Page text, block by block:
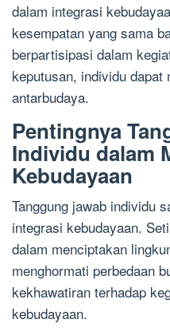
dalam integrasi
kesempatan yang sama
berpartisipasi dalam
keputusan, individu dapat
antarbudaya.
Pentingnya
Individu dalam
Kebudayaan
Tanggung jawab individu
integrasi kebudayaan.
dalam menciptakan
menghormati perbedaan
kekhawatiran terhadap
kebudayaan.